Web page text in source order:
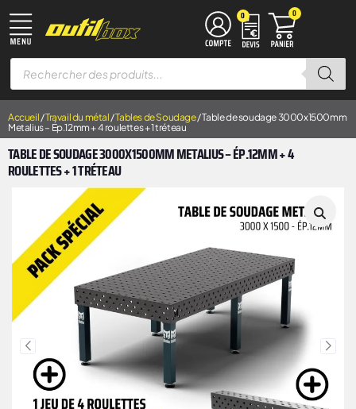
0 0
Accueil/Travail du métal/Tables de Soudage/ Table de soudage 3000x1500mm
Metalius – Ép.12mm + 4 roulettes + 1 tréteau
TABLE DE SOUDAGE 3000X1500MM METALIUS – ÉP.12MM + 4
ROULETTES + 1 TRÉTEAU